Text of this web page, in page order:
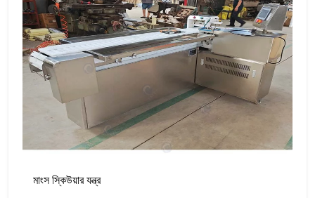
মাংস স্কিউয়ার যন্ত্র